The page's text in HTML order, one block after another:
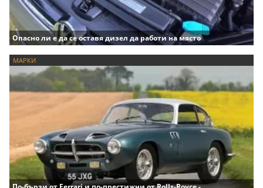
Опасно ли е да се оставя дизел да работи на място
МАРКИ